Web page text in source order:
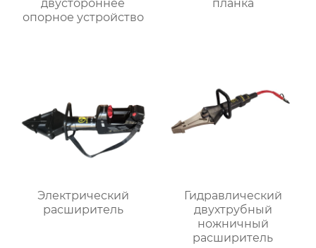
двустороннее
опорное устройство
планка
Электрический
расширитель
Гидравлический
двухтрубный
ножничный
расширитель